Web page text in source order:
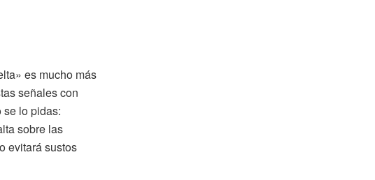
es mucho más
señales con
lo pidas:
sobre las
evitará sustos